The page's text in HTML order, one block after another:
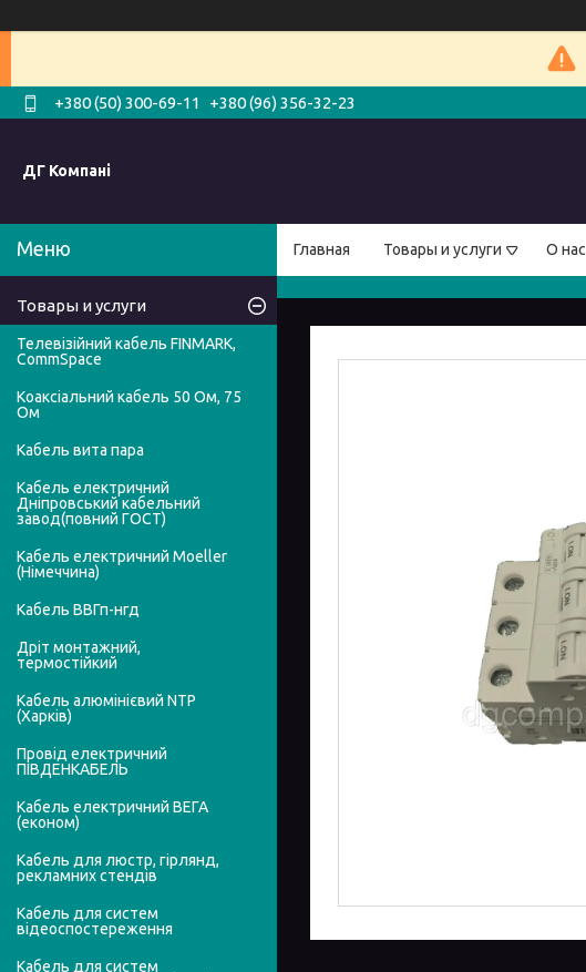
+380 (50) 300-69-11 +380 (96) 356-32-23
ДГ Компані
Главная Товары и услуги О нас
Товары и услуги
Телевізійний кабель FINMARK,
CommSpace
Коаксіальний кабель 50 Ом, 75
Ом
Кабель вита пара
Кабель електричний
Дніпровський кабельний
завод(повний ГОСТ)
Кабель електричний Moeller
(Німеччина)
Кабель ВВГп-нгд
Дріт монтажний,
термостійкий
Кабель алюмінієвий NTP
(Харків)
Провід електричний
ПІВДЕНКАБЕЛЬ
Кабель електричний ВЕГА
(економ)
Кабель для люстр, гірлянд,
рекламних стендів
Кабель для систем
відеоспостереження
Кабель для систем